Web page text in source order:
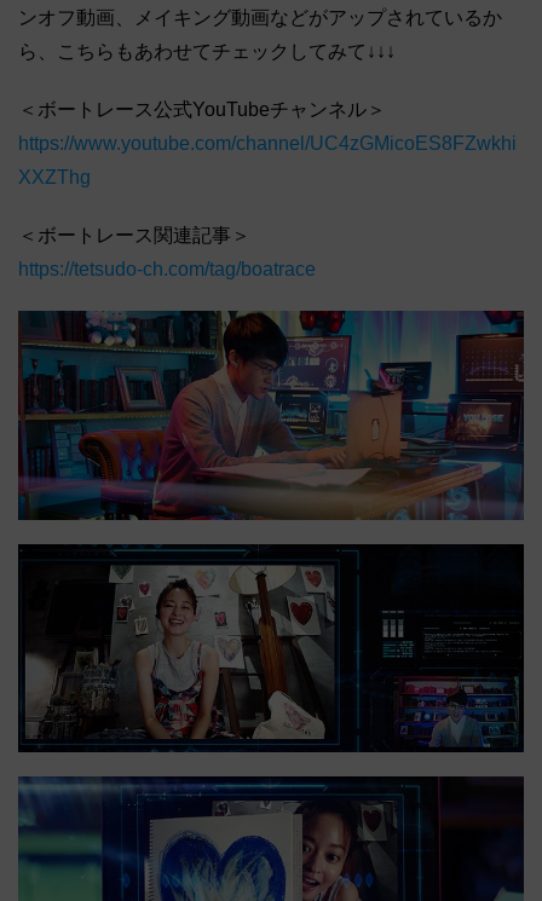
ンオフ動画、メイキング動画などがアップされているか
ら、こちらもあわせてチェックしてみて↓↓↓
＜ボートレース公式YouTubeチャンネル＞
https://www.youtube.com/channel/UC4zGMicoES8FZwkhi
XXZThg
＜ボートレース関連記事＞
https://tetsudo-ch.com/tag/boatrace